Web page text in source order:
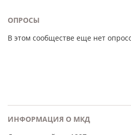
ОПРОСЫ
В этом сообществе еще нет
ИНФОРМАЦИЯ О МКД